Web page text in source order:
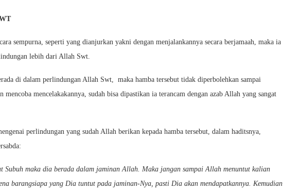
sempurna, seperti yang dianjurkan yakni dengan menjalankannya secara berjamaah, maka ia
lebih dari Allah Swt.
di dalam perlindungan Allah Swt, maka hamba tersebut tidak diperbolehkan sampai
mencoba mencelakakannya, sudah bisa dipastikan ia terancam dengan azab Allah yang sangat
perlindungan yang sudah Allah berikan kepada hamba tersebut, dalam haditsnya,
Subuh maka dia berada dalam jaminan Allah. Maka jangan sampai Allah menuntut kalian
barangsiapa yang Dia tuntut pada jaminan-Nya, pasti Dia akan mendapatkannya. Kemudian